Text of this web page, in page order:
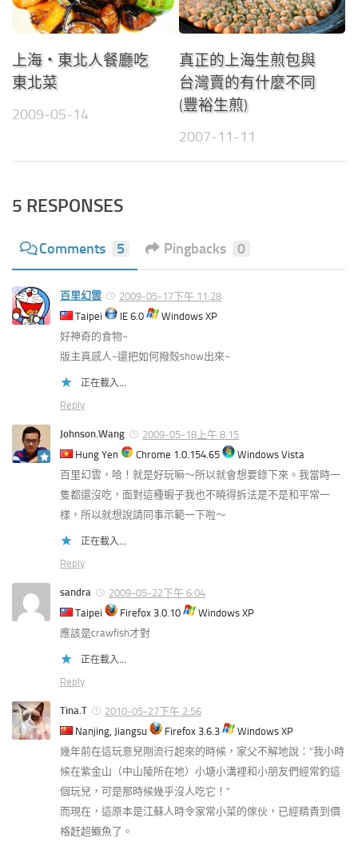
上海‧東北人餐廳吃
東北菜
2009-05-14
真正的上海生煎包與
台灣賣的有什麼不同
(豐裕生煎)
2007-11-11
5 RESPONSES
Comments 5 Pingbacks 0
百里幻雲
2009-05-17下午 11:28
Taipei
IE 6.0
Windows XP
好神奇的食物~
版主真感人~還把如何撥殼show出來~
正在載入...
Reply
Johnson.Wang
2009-05-18上午 8:15
Hung Yen
Chrome 1.0.154.65
Windows Vista
百里幻雲，哈！就是好玩嘛～所以就會想要錄下來。我當時一
隻都還沒吃，面對這種蝦子我也不曉得拆法是不是和平常一
樣，所以就想說請同事示範一下啦～
正在載入...
Reply
sandra
2009-05-22下午 6:04
Taipei
Firefox 3.0.10
Windows XP
應該是crawfish才對
正在載入...
Reply
Tina.T
2010-05-27下午 2:56
Nanjing, Jiangsu
Firefox 3.6.3
Windows XP
幾年前在這玩意兒剛流行起來的時候，家父不解地說：“我小時
候在紫金山（中山陵所在地）小塘小溝裡和小朋友們經常釣這
個玩兒，可是那時候幾乎沒人吃它！”
而現在，這原本是江蘇人時令家常小菜的傢伙，已經精貴到價
格赶超鱖魚了。